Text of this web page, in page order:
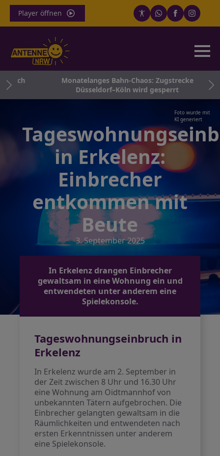
Player öffnen
Monatelanges Bahn-Chaos: Zugstrecke
Düsseldorf–Köln wird gesperrt
Foto wurde mit
KI generiert
in Erkelenz:
Einbrecher
entkommen mit
Beute
3. September 2025
In Erkelenz drangen Einbrecher
gewaltsam in eine Wohnung ein und
entwendeten unter anderem eine
Spielekonsole.
Tageswohnungseinbruch in
Erkelenz
In Erkelenz wurde am 2. September in
der Zeit zwischen 8 Uhr und 16.30 Uhr
eine Wohnung am Oidtmannhof von
unbekannten Tätern aufgebrochen. Die
Einbrecher gelangten gewaltsam in die
Räumlichkeiten und entwendeten nach
ersten Erkenntnissen unter anderem
eine Spielekonsole.